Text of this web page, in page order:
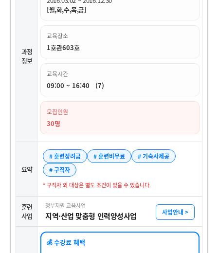
과정
정보
[월,화,수,목,금]
교육장소
1호관603호
교육시간
09:00 ~ 16:40 (7)
모집인원
30명
요약
# 훈련장려금 # 훈련비무료
# 기숙사제공
# 구직자
* 구직자 외 대상은 별도 조건이 있을 수 있습니다.
훈련
사업
정부지원 교육사업
지역·산업 맞춤형 인력양성사업 사업안내 >
💰 수강료 혜택